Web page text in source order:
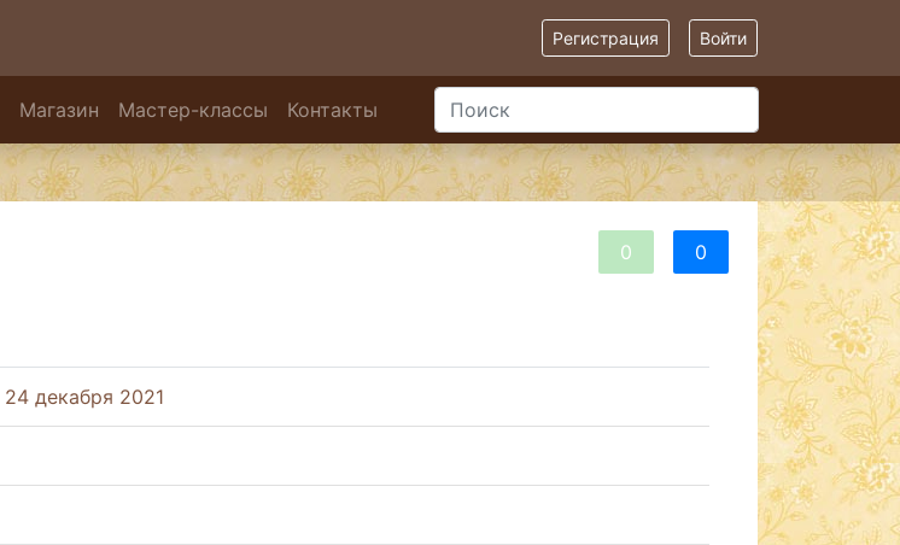
Регистрация Войти
Магазин Мастер-классы Контакты
0 0
24 декабря 2021